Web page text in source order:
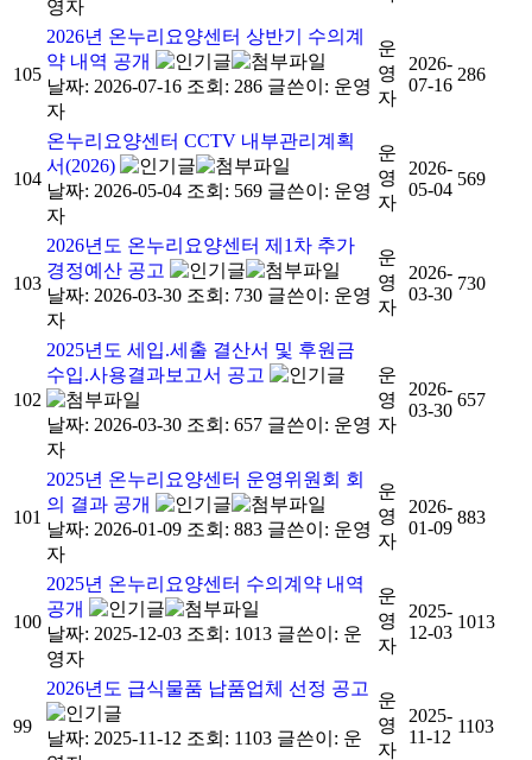
영자
105
2026년 온누리요양센터 상반기 수의계
약 내역 공개
날짜: 2026-07-16 조회: 286 글쓴이: 운영
자
운
영
자
2026-
07-16
286
104
온누리요양센터 CCTV 내부관리계획
서(2026)
날짜: 2026-05-04 조회: 569 글쓴이: 운영
자
운
영
자
2026-
05-04
569
103
2026년도 온누리요양센터 제1차 추가
경정예산 공고
날짜: 2026-03-30 조회: 730 글쓴이: 운영
자
운
영
자
2026-
03-30
730
102
2025년도 세입.세출 결산서 및 후원금
수입.사용결과보고서 공고
날짜: 2026-03-30 조회: 657 글쓴이: 운영
자
운
영
자
2026-
03-30
657
101
2025년 온누리요양센터 운영위원회 회
의 결과 공개
날짜: 2026-01-09 조회: 883 글쓴이: 운영
자
운
영
자
2026-
01-09
883
100
2025년 온누리요양센터 수의계약 내역
공개
날짜: 2025-12-03 조회: 1013 글쓴이: 운
영자
운
영
자
2025-
12-03
1013
99
2026년도 급식물품 납품업체 선정 공고
날짜: 2025-11-12 조회: 1103 글쓴이: 운
운
영
자
2025-
11-12
1103